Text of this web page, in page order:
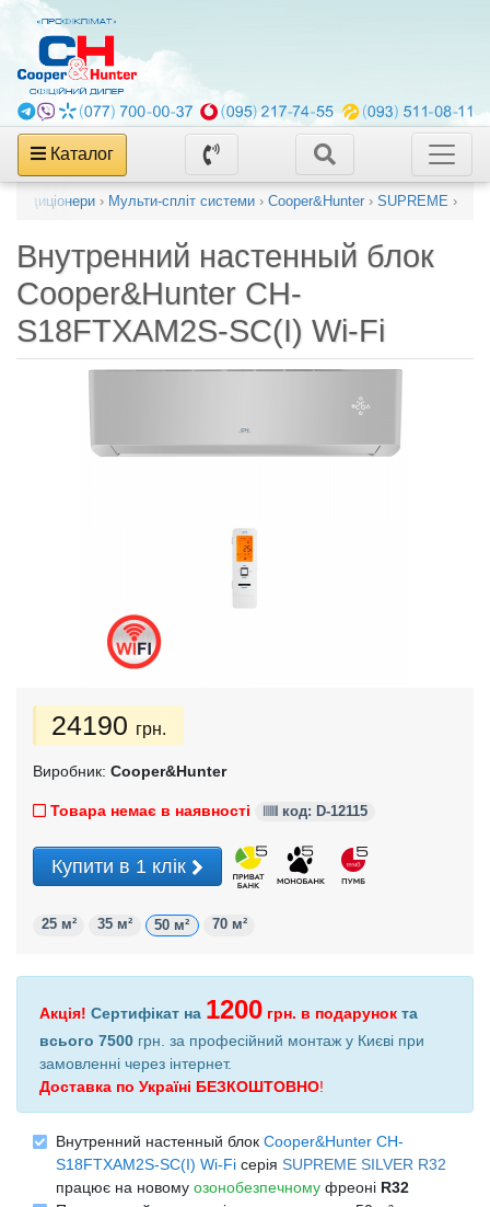
Каталог
кондиціонери › Мульти-спліт системи › Cooper&Hunter › SUPREME ›
Внутренний настенный блок
Cooper&Hunter CH-
S18FTXAM2S-SC(I) Wi-Fi
24190 грн.
Виробник: Cooper&Hunter
Товара немає в наявності код: D-12115
Купити в 1 клік
25 м² 35 м² 50 м² 70 м²
Акція! Сертифікат на 1200 грн. в подарунок та
всього 7500 грн. за професійний монтаж у Києві при
замовленні через інтернет.
Доставка по Україні БЕЗКОШТОВНО!
Внутренний настенный блок Cooper&Hunter CH-
S18FTXAM2S-SC(I) Wi-Fi серія SUPREME SILVER R32
працює на новому озонобезпечному фреоні R32